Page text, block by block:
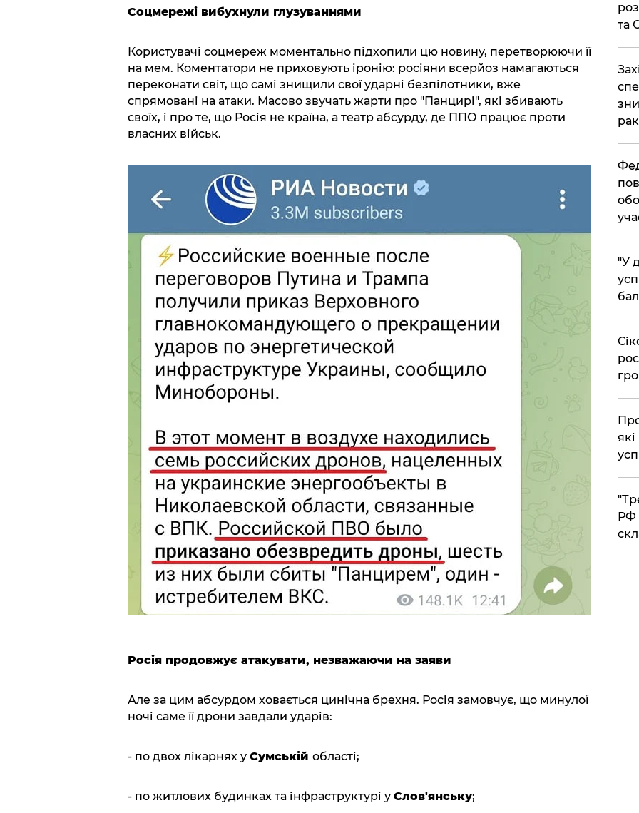
Соцмережі вибухнули глузуваннями
Користувачі соцмереж моментально підхопили цю новину, перетворюючи її
на мем. Коментатори не приховують іронію: росіяни всерйоз намагаються
переконати світ, що самі знищили свої ударні безпілотники, вже
спрямовані на атаки. Масово звучать жарти про "Панцирі", які збивають
своїх, і про те, що Росія не країна, а театр абсурду, де ППО працює проти
власних військ.
Росія продовжує атакувати, незважаючи на заяви
Але за цим абсурдом ховається цинічна брехня. Росія замовчує, що минулої
ночі саме її дрони завдали ударів:
- по двох лікарнях у Сумській області;
- по житлових будинках та інфраструктурі у Слов'янську;
та
​"У
РФ